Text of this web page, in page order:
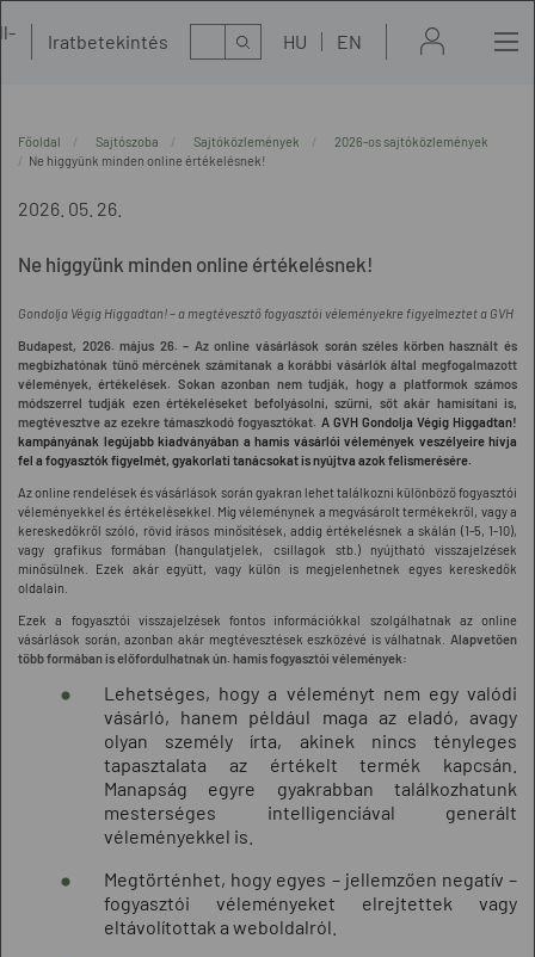
Iratbetekintés Kereső HU EN
Főoldal Sajtószoba Sajtóközlemények
2026-os sajtóközlemények
Ne higgyünk minden online értékelésnek!
2026. 05. 26.
Ne higgyünk minden online értékelésnek!
Gondolja Végig Higgadtan! – a megtévesztő fogyasztói véleményekre figyelmeztet a GVH
Budapest, 2026. május 26. – Az online vásárlások során széles körben használt és
megbízhatónak tűnő mércének számítanak a korábbi vásárlók által megfogalmazott
vélemények, értékelések. Sokan azonban nem tudják, hogy a platformok számos
módszerrel tudják ezen értékeléseket befolyásolni, szűrni, sőt akár hamisítani is,
megtévesztve az ezekre támaszkodó fogyasztókat. A GVH Gondolja Végig Higgadtan!
kampányának legújabb kiadványában a hamis vásárlói vélemények veszélyeire hívja
fel a fogyasztók figyelmét, gyakorlati tanácsokat is nyújtva azok felismerésére.
Az online rendelések és vásárlások során gyakran lehet találkozni különböző fogyasztói
véleményekkel és értékelésekkel. Míg véleménynek a megvásárolt termékekről, vagy a
kereskedőkről szóló, rövid írásos minősítések, addig értékelésnek a skálán (1-5, 1-10),
vagy grafikus formában (hangulatjelek, csillagok stb.) nyújtható visszajelzések
minősülnek. Ezek akár együtt, vagy külön is megjelenhetnek egyes kereskedők
oldalain.
Ezek a fogyasztói visszajelzések fontos információkkal szolgálhatnak az online
vásárlások során, azonban akár megtévesztések eszközévé is válhatnak. Alapvetően
több formában is előfordulhatnak ún. hamis fogyasztói vélemények:
Lehetséges, hogy a véleményt nem egy valódi
vásárló, hanem például maga az eladó, avagy
olyan személy írta, akinek nincs tényleges
tapasztalata az értékelt termék kapcsán.
Manapság egyre gyakrabban találkozhatunk
mesterséges intelligenciával generált
véleményekkel is.
Megtörténhet, hogy egyes – jellemzően negatív –
fogyasztói véleményeket elrejtettek vagy
eltávolítottak a weboldalról.